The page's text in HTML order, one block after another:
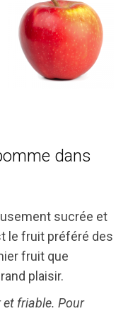
dans
sucrée et
le fruit préféré des
fruit que
plaisir.
friable. Pour